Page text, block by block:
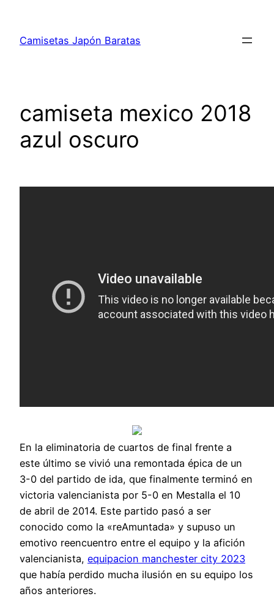
contenido
Camisetas Japón Baratas
camiseta mexico 2018
azul oscuro
En la eliminatoria de cuartos de final frente a
este último se vivió una remontada épica de un
3-0 del partido de ida, que finalmente terminó en
victoria valencianista por 5-0 en Mestalla el 10
de abril de 2014. Este partido pasó a ser
conocido como la «reAmuntada» y supuso un
emotivo reencuentro entre el equipo y la afición
valencianista, equipacion manchester city 2023
que había perdido mucha ilusión en su equipo los
años anteriores.